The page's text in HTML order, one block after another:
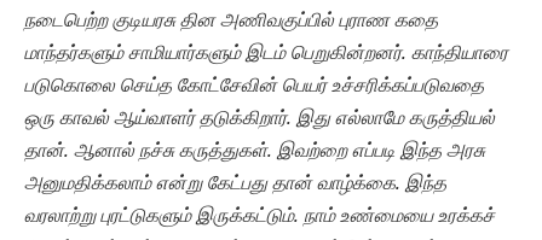
நடைபெற்ற குடியரசு தின அணிவகுப்பில் புராண கதை
மாந்தர்களும் சாமியார்களும் இடம் பெறுகின்றனர். காந்தியாரை
படுகொலை செய்த கோட்சேவின் பெயர் உச்சரிக்கப்படுவதை
ஒரு காவல் ஆய்வாளர் தடுக்கிறார். இது எல்லாமே கருத்தியல்
தான். ஆனால் நச்சு கருத்துகள். இவற்றை எப்படி இந்த அரசு
அனுமதிக்கலாம் என்று கேட்பது தான் வாழ்க்கை. இந்த
வரலாற்று புரட்டுகளும் இருக்கட்டும். நாம் உண்மையை உரக்கச்